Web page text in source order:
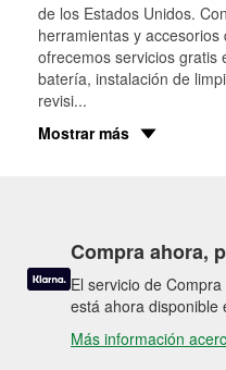
de los Estados Unidos.
herramientas y
ofrecemos servicios gratis
batería, instalación de
revisi...
Mostrar más
Compra ahora,
El servicio de
está ahora disponible
Más información